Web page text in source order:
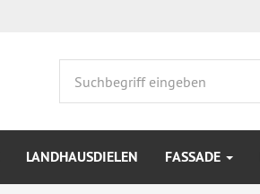
LANDHAUSDIELEN FASSADE